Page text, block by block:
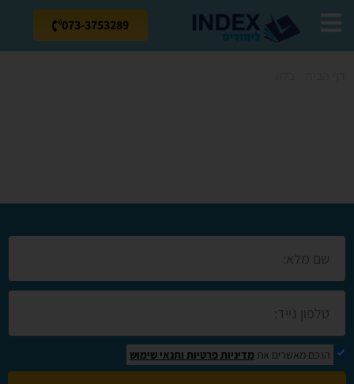
073-3753289
הנכם מאשרים את מדיניות פרטיות ותנאי שימוש